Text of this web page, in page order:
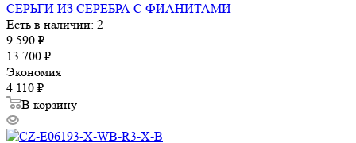
СЕРЬГИ ИЗ СЕРЕБРА С ФИАНИТАМИ
Есть в наличии: 2
9 590 ₽
13 700 ₽
Экономия
4 110 ₽
В корзину